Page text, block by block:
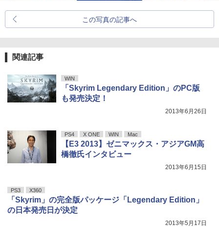
この写真の記事へ
関連記事
WIN
「Skyrim Legendary Edition」のPC版
も発売決定！
2013年6月26日
PS4 X ONE WIN Mac
【E3 2013】ゼニマックス・アジアGM高
橋徹氏インタビュー
2013年6月15日
PS3 X360
「Skyrim」の完全版パッケージ「Legendary Edition」
の日本発売日が決定
2013年5月17日